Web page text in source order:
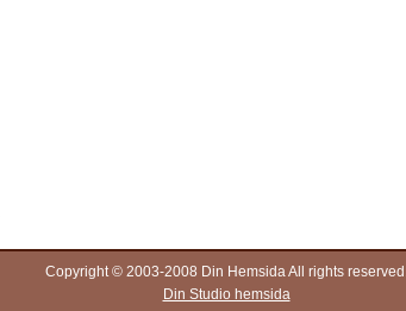
Copyright © 2003-2008 Din Hemsida All rights
Din Studio hemsida